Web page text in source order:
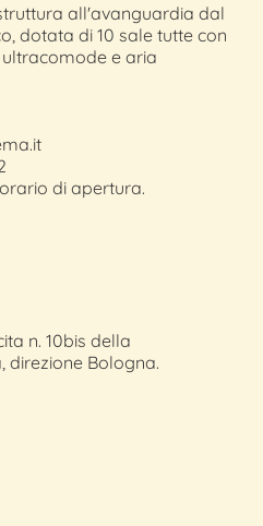
all'avanguardia dal
dotata di 10 sale tutte con
e aria
di apertura.
n. 10bis della
direzione Bologna.